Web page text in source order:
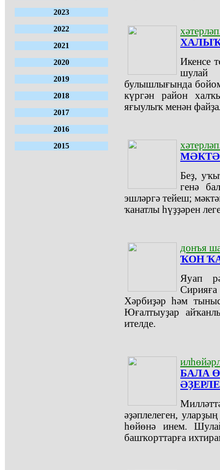
2023
2022
2021
2020
2019
2018
2017
2016
2015
Икенсе
шулай
булышлығында
күргән район
яғыулыҡ менән
Беҙ,
генә
эшләргә тейеш;
ҡанатлы һүҙҙәрен
донъя
ҠОН
Яуап
Хәрбиҙәр һәм
Юғалтыуҙар
ителде.
БАЛА
әҙәплелеген,
һөйөнә инем.
башҡорттарға